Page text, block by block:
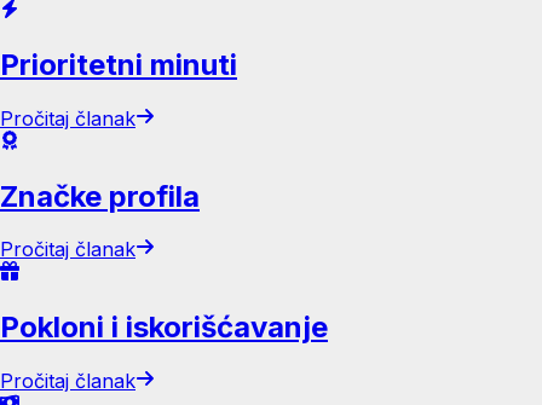
Prioritetni minuti
Pročitaj članak
Značke profila
Pročitaj članak
Pokloni i iskorišćavanje
Pročitaj članak